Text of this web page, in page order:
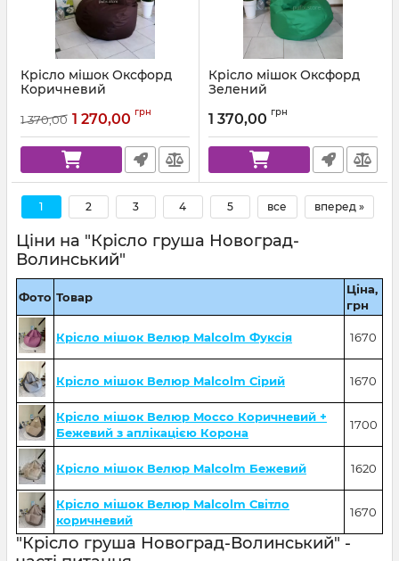
Крісло мішок Оксфорд
Коричневий
1 370,00 1 270,00 грн
Крісло мішок Оксфорд
Зелений
1 370,00 грн
1 2 3 4 5 все вперед »
Ціни на "Крісло груша Новоград-
Волинський"
Фото Товар
Ціна,
грн
Крісло мішок Велюр Malcolm Фуксія 1670
Крісло мішок Велюр Malcolm Сірий 1670
Крісло мішок Велюр Mocco Коричневий +
Бежевий з аплікацією Корона
1700
Крісло мішок Велюр Malcolm Бежевий 1620
Крісло мішок Велюр Malcolm Світло
коричневий
1670
"Крісло груша Новоград-Волинський" -